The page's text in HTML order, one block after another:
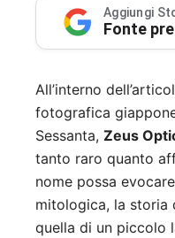
Aggiungi
Fonte
All’interno
fotografica
Sessanta, Zeus
tanto raro quanto
nome possa
mitologica, la storia
quella di un piccolo